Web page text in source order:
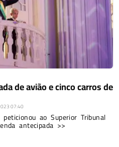
de avião e cinco carros de
07:40
ao Superior Tribunal
antecipada >>